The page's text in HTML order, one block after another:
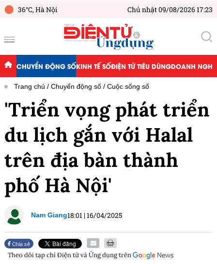
36°C,Hà Nội Chủ nhật 09/08/2026 17:23
CHUYỂN ĐỘNG SỐKINH TẾ SỐĐIỆN TỬ TIÊU DÙNGDOANH
Trang chủ Chuyển động số Cuộc sống số
'Triển vọng phát triển
du lịch gắn với Halal
trên địa bàn thành
phố Hà Nội'
Nam Giang18:01 |16/04/2025
Chia sẻ
Theo dõi tạp chíĐiện tử và Ứng dụngtrên